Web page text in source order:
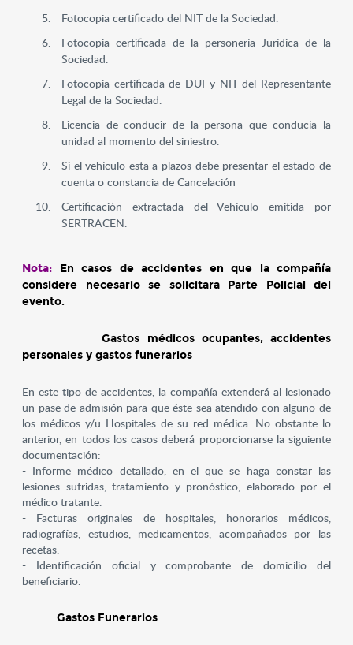
Fotocopia certificado del NIT de la Sociedad.
Fotocopia certificada de la personería Jurídica de la
Sociedad.
Fotocopia certificada de DUI y NIT del Representante
Legal de la Sociedad.
Licencia de conducir de la persona que conducía la
unidad al momento del siniestro.
Si el vehículo esta a plazos debe presentar el estado de
cuenta o constancia de Cancelación
Certificación extractada del Vehículo emitida por
SERTRACEN.
Nota: En casos de accidentes en que la compañía
considere necesario se solicitara Parte Policial del
evento.
Gastos médicos ocupantes, accidentes
personales y gastos funerarios
En este tipo de accidentes, la compañía extenderá al lesionado
un pase de admisión para que éste sea atendido con alguno de
los médicos y/u Hospitales de su red médica. No obstante lo
anterior, en todos los casos deberá proporcionarse la siguiente
documentación:
- Informe médico detallado, en el que se haga constar las
lesiones sufridas, tratamiento y pronóstico, elaborado por el
médico tratante.
- Facturas originales de hospitales, honorarios médicos,
radiografías, estudios, medicamentos, acompañados por las
recetas.
- Identificación oficial y comprobante de domicilio del
beneficiario.
Gastos Funerarios